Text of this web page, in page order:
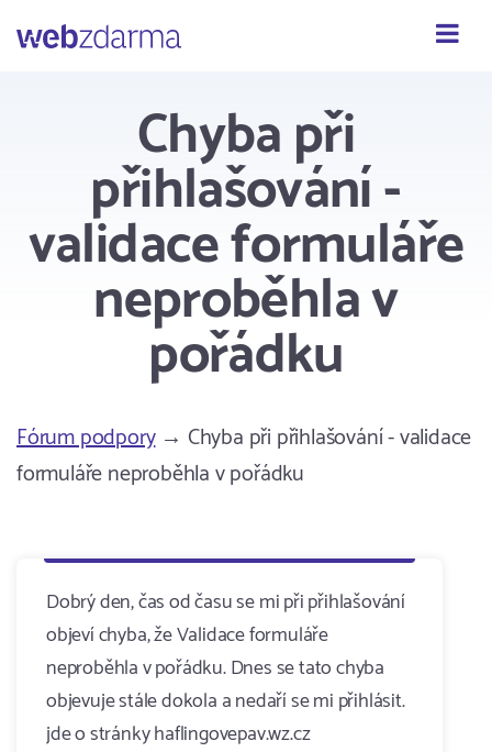
Webzdarma
Chyba při
přihlašování -
validace formuláře
neproběhla v
pořádku
Fórum podpory→ Chyba při přihlašování - validace
formuláře neproběhla v pořádku
Dobrý den, čas od času se mi při přihlašování
objeví chyba, že Validace formuláře
neproběhla v pořádku. Dnes se tato chyba
objevuje stále dokola a nedaří se mi přihlásit.
jde o stránky haflingovepav.wz.cz